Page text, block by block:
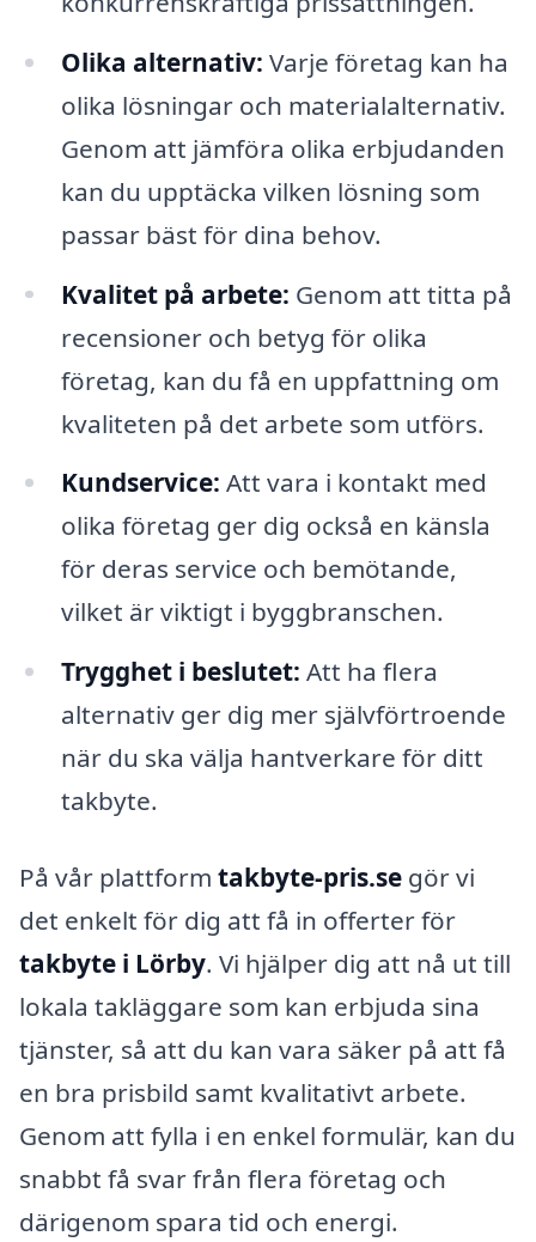
Olika alternativ: Varje företag kan ha
olika lösningar och materialalternativ.
Genom att jämföra olika erbjudanden
kan du upptäcka vilken lösning som
passar bäst för dina behov.
Kvalitet på arbete: Genom att titta på
recensioner och betyg för olika
företag, kan du få en uppfattning om
kvaliteten på det arbete som utförs.
Kundservice: Att vara i kontakt med
olika företag ger dig också en känsla
för deras service och bemötande,
vilket är viktigt i byggbranschen.
Trygghet i beslutet: Att ha flera
alternativ ger dig mer självförtroende
när du ska välja hantverkare för ditt
takbyte.
På vår plattform takbyte-pris.se gör vi
det enkelt för dig att få in offerter för
takbyte i Lörby. Vi hjälper dig att nå ut till
lokala takläggare som kan erbjuda sina
tjänster, så att du kan vara säker på att få
en bra prisbild samt kvalitativt arbete.
Genom att fylla i en enkel formulär, kan du
snabbt få svar från flera företag och
därigenom spara tid och energi.